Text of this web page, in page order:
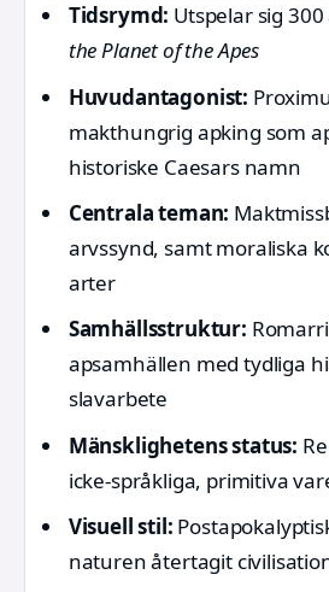
Tidsrymd: Utspelar sig
the Planet of the Apes
Huvudantagonist:
makthungrig apking som
historiske Caesars namn
Centrala teman:
arvssynd, samt moraliska
arter
Samhällsstruktur:
apsamhällen med tydliga
slavarbete
Mänsklighetens status:
icke-språkliga, primitiva
Visuell stil:
naturen återtagit